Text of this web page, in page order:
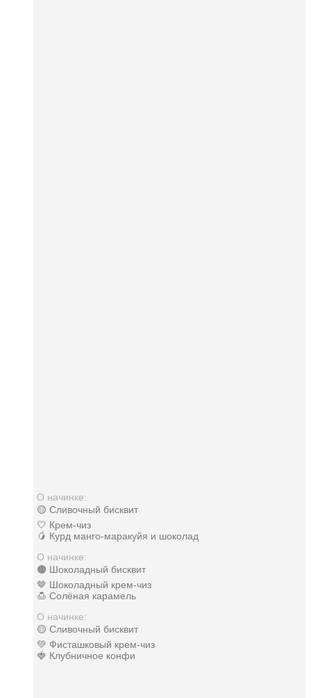
О начинке:
🟡 Сливочный бисквит
🤍 Крем-чиз
🥭 Курд манго-маракуйя и шоколад
О начинке:
🟤 Шоколадный бисквит
🤎 Шоколадный крем-чиз
🍮 Солёная карамель
О начинке:
🟡 Сливочный бисквит
💚 Фисташковый крем-чиз
🍓 Клубничное конфи